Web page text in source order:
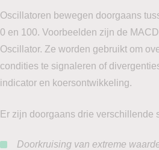
Oscillatoren bewegen doorgaans
0 en 100. Voorbeelden zijn de
Oscillator. Ze worden gebruikt om
condities te signaleren of
indicator en koersontwikkeling.
Er zijn doorgaans drie verschillende
Doorkruising van extreme